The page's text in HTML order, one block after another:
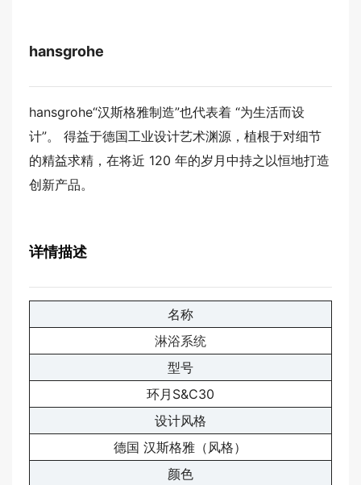
hansgrohe
hansgrohe“汉斯格雅制造”也代表着 “为生活而设
计”。 得益于德国工业设计艺术渊源，植根于对细节
的精益求精，在将近 120 年的岁月中持之以恒地打造
创新产品。
详情描述
名称
淋浴系统
型号
环月S&C30
设计风格
德国 汉斯格雅（风格）
颜色